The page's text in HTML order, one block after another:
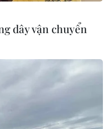
dây vận chuyển